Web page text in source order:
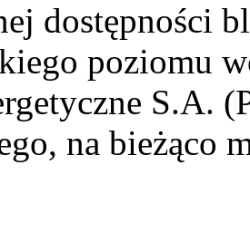
dostępności
poziomu
S.A.
na bieżąco